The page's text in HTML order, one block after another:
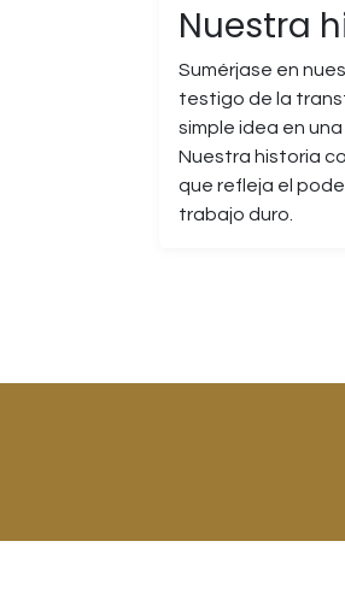
Nuestra
Sumérjase en
testigo de la
simple idea en
Nuestra historia
que refleja el
trabajo duro.